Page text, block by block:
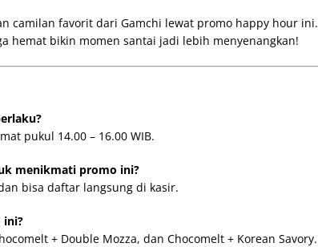
camilan favorit dari Gamchi lewat promo happy hour ini.
hemat bikin momen santai jadi lebih menyenangkan!
pukul 14.00 – 16.00 WIB.
menikmati promo ini?
bisa daftar langsung di kasir.
ini?
+ Double Mozza, dan Chocomelt + Korean Savory.